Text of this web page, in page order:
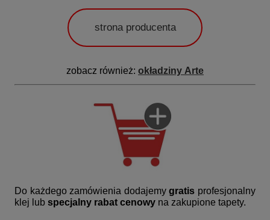
strona producenta
zobacz również: okładziny Arte
Do każdego zamówienia dodajemygratis profesjonalny
klej lub specjalny rabat cenowy na zakupione tapety.